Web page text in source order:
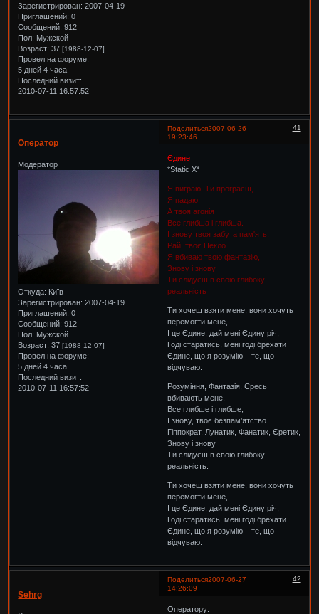
Зарегистрирован: 2007-04-19
Приглашений: 0
Сообщений: 912
Пол: Мужской
Возраст: 37[1988-12-07]
Провел на форуме:
5 дней 4 часа
Последний визит:
2010-07-11 16:57:52
Поделиться 41
2007-06-26
19:23:46
Оператор
Модератор
Откуда: Київ
Зарегистрирован: 2007-04-19
Приглашений: 0
Сообщений: 912
Пол: Мужской
Возраст: 37[1988-12-07]
Провел на форуме:
5 дней 4 часа
Последний визит:
2010-07-11 16:57:52
Єдине
*Static X*
Я виграю, Ти програєш,
Я падаю.
А твоя агонія
Все глибша і глибша.
І знову твоя забута пам'ять,
Рай, твоє Пекло.
Я вбиваю твою фантазію,
Знову і знову
Ти слідуєш в свою глибоку
реальність
Ти хочеш взяти мене, вони хочуть
перемогти мене,
І це Єдине, дай мені Єдину річ,
Годі старатись, мені годі брехати
Єдине, що я розумію – те, що
відчуваю.
Розуміння, Фантазія, Єресь
вбивають мене,
Все глибше і глибше,
І знову, твоє безпам’ятство.
Гіппократ, Лунатик, Фанатик, Єретик,
Знову і знову
Ти слідуєш в свою глибоку
реальність.
Ти хочеш взяти мене, вони хочуть
перемогти мене,
І це Єдине, дай мені Єдину річ,
Годі старатись, мені годі брехати
Єдине, що я розумію – те, що
відчуваю.
Поделиться 42
2007-06-27
14:26:09
Sehrg
Оператору: